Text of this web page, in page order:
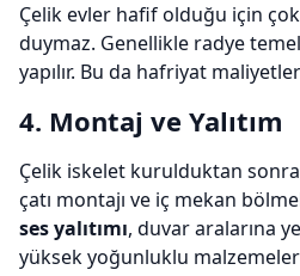
Çelik evler hafif olduğu için
duymaz. Genellikle radye
yapılır. Bu da hafriyat
4. Montaj ve Yalıtım
Çelik iskelet kurulduktan sonra
çatı montajı ve iç mekan
ses yalıtımı, duvar aralarına
yüksek yoğunluklu